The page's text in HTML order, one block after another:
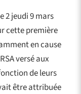
2 jeudi 9 mars
cette première
en cause
versé aux
de leurs
être attribuée